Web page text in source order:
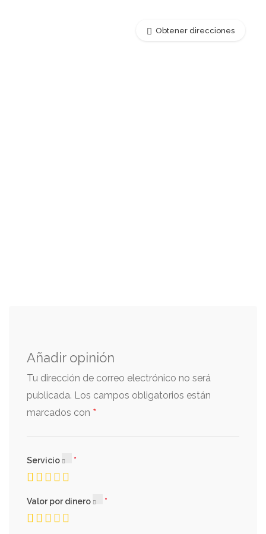
Obtener direcciones
Añadir opinión
Tu dirección de correo electrónico no será
publicada. Los campos obligatorios están
marcados con *
Servicio
Valor por dinero